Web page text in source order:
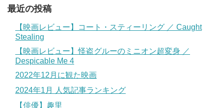
最近の投稿
【映画レビュー】コート・スティーリング ／ Caught
Stealing
【映画レビュー】怪盗グルーのミニオン超変身 ／
Despicable Me 4
2022年12月に観た映画
2024年1月 人気記事ランキング
【俳優】趣里